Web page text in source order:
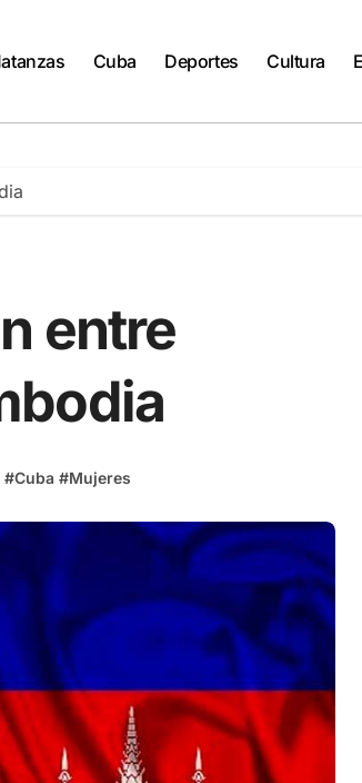
Cuba Deportes Cultura
entre
#Cuba #Mujeres